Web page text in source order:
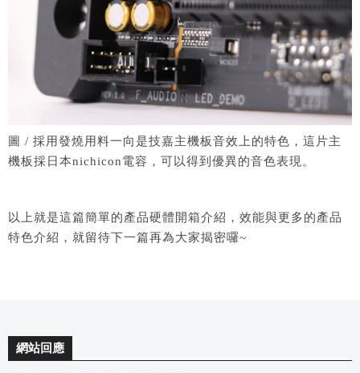
圖 / 採用發燒用料一向是技嘉主機板音效上的特色，這片主
機板採日本nichicon電容，可以得到優異的音色表現。
以上就是這篇簡單的產品硬體開箱介紹，效能與更多的產品
特色介紹，就留待下一篇再為大家揭密囉~
網站回應